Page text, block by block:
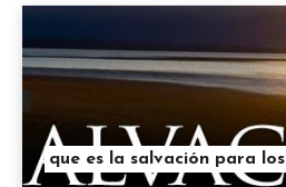
que es la salvación para